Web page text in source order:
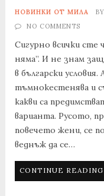
НОВИНКИ ОТ МИЛА BY
NO COMMENTS
Сигурно всички сте
няма”. И не знам
в български
тъмнокестенява и
какви са
варианта. Русото,
повечето жени, се
веднъж да се…
CONTINUE READING